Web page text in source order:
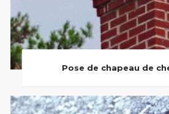
Pose de chapeau de